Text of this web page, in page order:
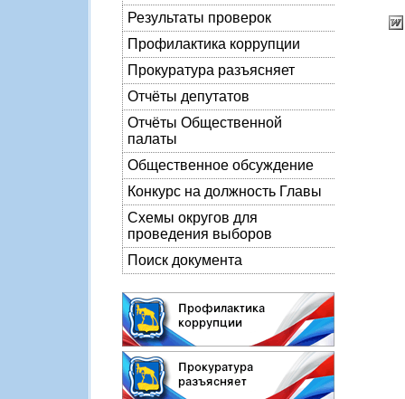
Результаты проверок
Профилактика коррупции
Прокуратура разъясняет
Отчёты депутатов
Отчёты Общественной
палаты
Общественное обсуждение
Конкурс на должность Главы
Схемы округов для
проведения выборов
Поиск документа